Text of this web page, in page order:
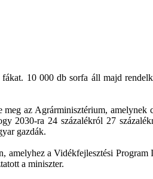
10 000 db sorfa áll majd
az Agrárminisztérium,
2030-ra 24 százalékról 27
gazdák.
amelyhez a Vidékfejlesztési
a miniszter.